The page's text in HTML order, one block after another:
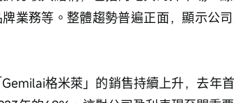
業務等。整體趨勢普遍正面，顯示公
格米萊」的銷售持續上升，去年